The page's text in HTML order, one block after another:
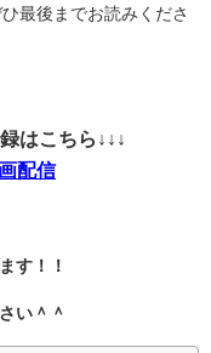
最後までお読みくださ
はこちら↓↓↓
配信
す！！
い＾＾